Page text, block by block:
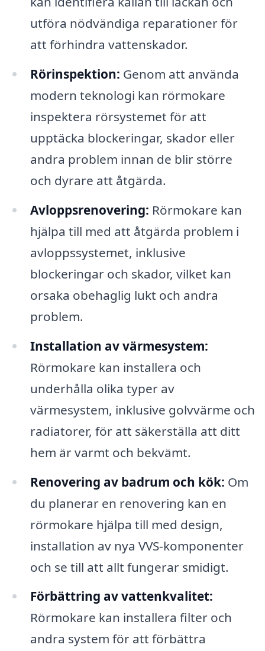
utföra nödvändiga reparationer för
att förhindra vattenskador.
Rörinspektion: Genom att använda
modern teknologi kan rörmokare
inspektera rörsystemet för att
upptäcka blockeringar, skador eller
andra problem innan de blir större
och dyrare att åtgärda.
Avloppsrenovering: Rörmokare kan
hjälpa till med att åtgärda problem i
avloppssystemet, inklusive
blockeringar och skador, vilket kan
orsaka obehaglig lukt och andra
problem.
Installation av värmesystem:
Rörmokare kan installera och
underhålla olika typer av
värmesystem, inklusive golvvärme och
radiatorer, för att säkerställa att ditt
hem är varmt och bekvämt.
Renovering av badrum och kök: Om
du planerar en renovering kan en
rörmokare hjälpa till med design,
installation av nya VVS-komponenter
och se till att allt fungerar smidigt.
Förbättring av vattenkvalitet:
Rörmokare kan installera filter och
andra system för att förbättra